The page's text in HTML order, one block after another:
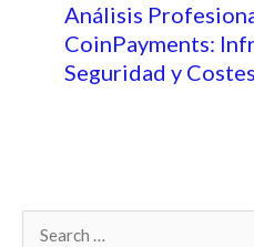
Análisis
CoinPayments:
Seguridad y Costes